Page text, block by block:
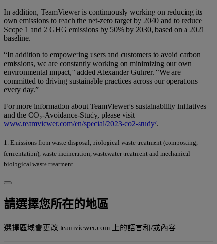
In addition, TeamViewer is continuously working on reducing its
own emissions to reach the net-zero target by 2040 and to reduce
Scope 1 and 2 GHG emissions by 50% by 2030, based on a 2021
baseline.
“In addition to empowering users and customers to avoid carbon
emissions, we are constantly working on minimizing our own
environmental impact,” added Alexander Gührer. “We are
committed to driving sustainable practices across our operations
every day.”
For more information about TeamViewer's sustainability initiatives
and the CO₂-Avoidance-Study, please visit
www.teamviewer.com/en/special/2023-co2-study/.
1. Emissions from waste disposal, biological waste treatment (composting,
fermentation), waste incineration, wastewater treatment and mechanical-
biological waste treatment.
請選擇您所在的地區
選擇區域會更改 teamviewer.com 上的語言和/或內容